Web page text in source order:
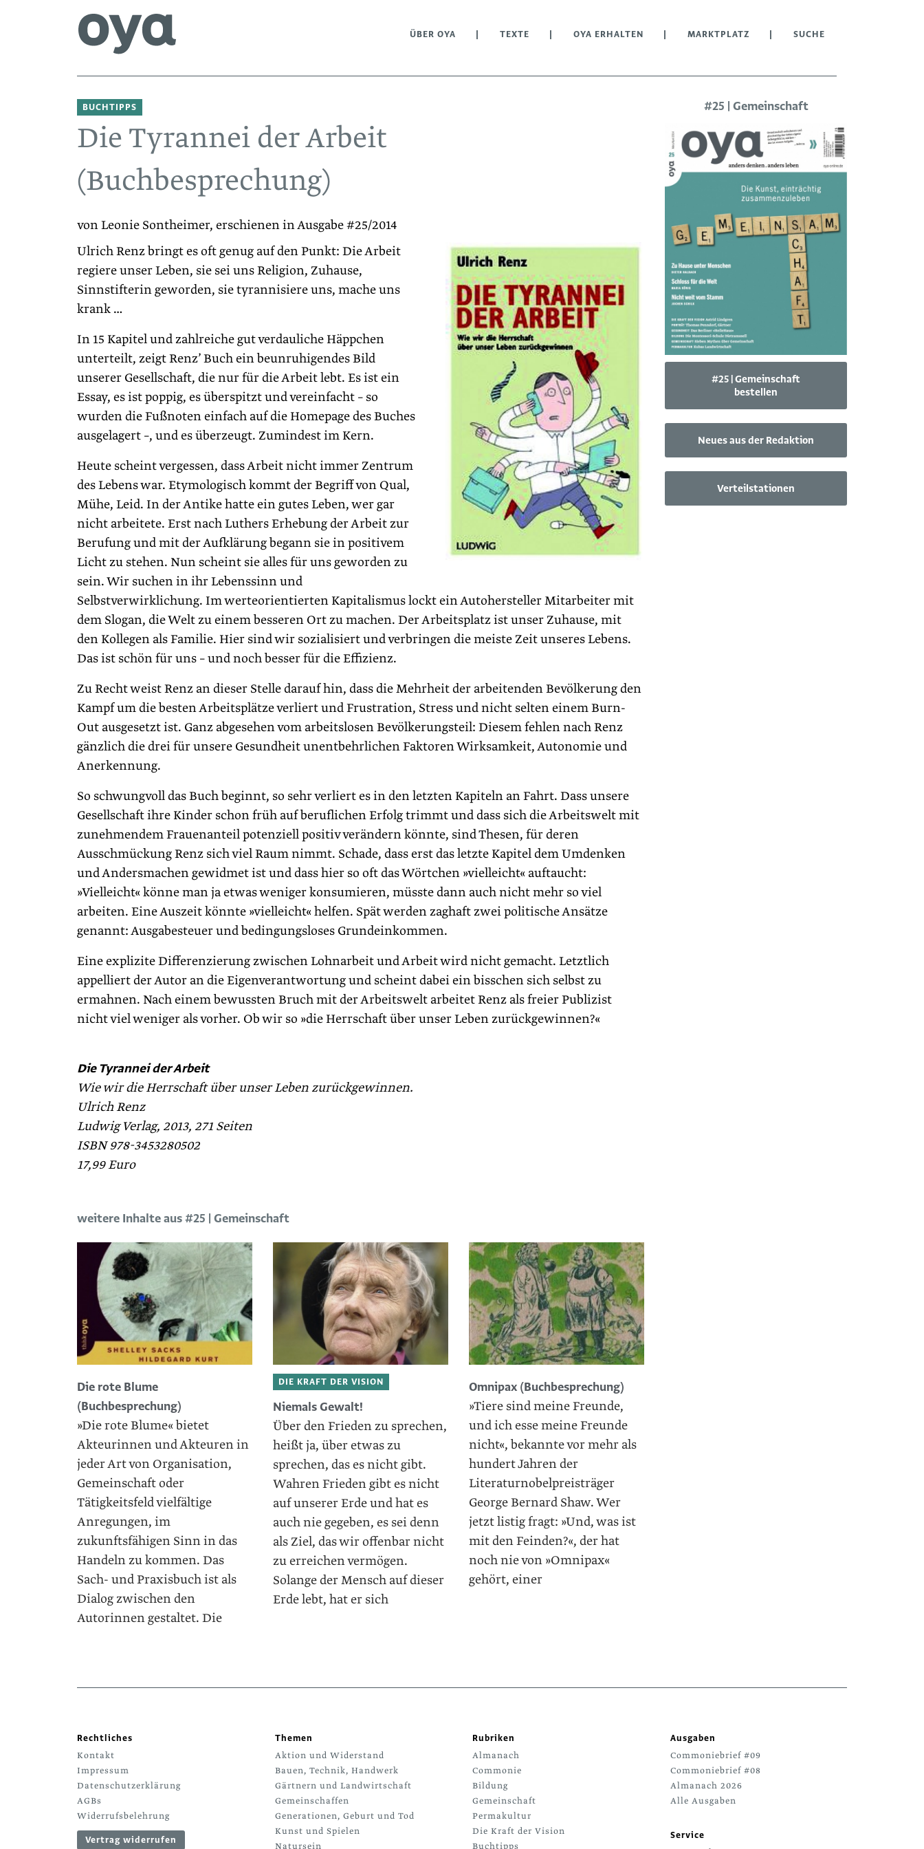
ÜBER OYA TEXTE OYA ERHALTEN MARKTPLATZ SUCHE
BUCHTIPPS
Die Tyrannei der Arbeit
(Buchbesprechung)
von Leonie Sontheimer, erschienen in Ausgabe #25/2014
Ulrich Renz bringt es oft genug auf den Punkt: Die Arbeit
regiere unser Leben, sie sei uns Religion, Zuhause,
Sinnstifterin geworden, sie tyrannisiere uns, mache uns
krank …
In 15 Kapitel und zahlreiche gut verdauliche Häppchen
unterteilt, zeigt Renz’ Buch ein beunruhigendes Bild
unserer Gesellschaft, die nur für die Arbeit lebt. Es ist ein
Essay, es ist poppig, es überspitzt und vereinfacht – so
wurden die Fußnoten einfach auf die Homepage des Buches
ausgelagert –, und es überzeugt. Zumindest im Kern.
Heute scheint vergessen, dass Arbeit nicht immer Zentrum
des Lebens war. Etymologisch kommt der Begriff von Qual,
Mühe, Leid. In der Antike hatte ein gutes Leben, wer gar
nicht arbeitete. Erst nach Luthers Erhebung der Arbeit zur
Berufung und mit der Aufklärung begann sie in positivem
Licht zu stehen. Nun scheint sie alles für uns geworden zu
sein. Wir suchen in ihr Lebenssinn und
Selbstverwirklichung. Im werteorientierten Kapitalismus lockt ein Autohersteller Mitarbeiter mit
dem Slogan, die Welt zu einem besseren Ort zu machen. Der Arbeitsplatz ist unser Zuhause, mit
den Kollegen als Familie. Hier sind wir sozialisiert und verbringen die meiste Zeit unseres Lebens.
Das ist schön für uns – und noch besser für die Effizienz.
Zu Recht weist Renz an dieser Stelle darauf hin, dass die Mehrheit der arbeitenden Bevölkerung den
Kampf um die besten Arbeitsplätze verliert und Frustration, Stress und nicht selten einem Burn-
Out ausgesetzt ist. Ganz abgesehen vom arbeitslosen Bevölkerungsteil: Diesem fehlen nach Renz
gänzlich die drei für unsere Gesundheit unentbehrlichen Faktoren Wirksamkeit, Autonomie und
Anerkennung.
So schwungvoll das Buch beginnt, so sehr verliert es in den letzten Kapiteln an Fahrt. Dass unsere
Gesellschaft ihre Kinder schon früh auf beruflichen Erfolg trimmt und dass sich die Arbeitswelt mit
zunehmendem Frauenanteil potenziell positiv verändern könnte, sind Thesen, für deren
Ausschmückung Renz sich viel Raum nimmt. Schade, dass erst das letzte Kapitel dem Umdenken
und Andersmachen gewidmet ist und dass hier so oft das Wörtchen »vielleicht« auftaucht:
»Vielleicht« könne man ja etwas weniger konsumieren, müsste dann auch nicht mehr so viel
arbeiten. Eine Auszeit könnte »vielleicht« helfen. Spät werden zaghaft zwei politische Ansätze
genannt: Ausgabesteuer und bedingungsloses Grundeinkommen.
Eine explizite Differenzierung zwischen Lohnarbeit und Arbeit wird nicht gemacht. Letztlich
appelliert der Autor an die Eigenverantwortung und scheint dabei ein bisschen sich selbst zu
ermahnen. Nach einem bewussten Bruch mit der Arbeitswelt arbeitet Renz als freier Publizist
nicht viel weniger als vorher. Ob wir so »die Herrschaft über unser Leben zurückgewinnen?«
Die Tyrannei der Arbeit
Wie wir die Herrschaft über unser Leben zurückgewinnen.
Ulrich Renz
Ludwig Verlag, 2013, 271 Seiten
ISBN 978-3453280502
17,99 Euro
weitere Inhalte aus #25 | Gemeinschaft
Die rote Blume
(Buchbesprechung)
»Die rote Blume« bietet
Akteurinnen und Akteuren in
jeder Art von Organisation,
Gemeinschaft oder
Tätigkeitsfeld vielfältige
Anregungen, im
zukunftsfähigen Sinn in das
Handeln zu kommen. Das
Sach- und Praxisbuch ist als
Dialog zwischen den
Autorinnen gestaltet. Die
DIE KRAFT DER VISION
Niemals Gewalt!
Über den Frieden zu sprechen,
heißt ja, über etwas zu
sprechen, das es nicht gibt.
Wahren Frieden gibt es nicht
auf unserer Erde und hat es
auch nie gegeben, es sei denn
als Ziel, das wir offenbar nicht
zu erreichen vermögen.
Solange der Mensch auf dieser
Erde lebt, hat er sich
Omnipax (Buchbesprechung)
»Tiere sind meine Freunde,
und ich esse meine Freunde
nicht«, bekannte vor mehr als
hundert Jahren der
Literaturnobelpreisträger
George Bernard Shaw. Wer
jetzt listig fragt: »Und, was ist
mit den Feinden?«, der hat
noch nie von »Omnipax«
gehört, einer
#25 | Gemeinschaft
#25 | Gemeinschaft
bestellen
Neues aus der Redaktion
Verteilstationen
Rechtliches
Kontakt
Impressum
Datenschutzerklärung
AGBs
Widerrufsbelehrung
Vertrag widerrufen
Themen
Aktion und Widerstand
Bauen, Technik, Handwerk
Gärtnern und Landwirtschaft
Gemeinschaffen
Generationen, Geburt und Tod
Kunst und Spielen
Rubriken
Almanach
Commonie
Bildung
Gemeinschaft
Permakultur
Die Kraft der Vision
Ausgaben
Commoniebrief #09
Commoniebrief #08
Almanach 2026
Alle Ausgaben
Service